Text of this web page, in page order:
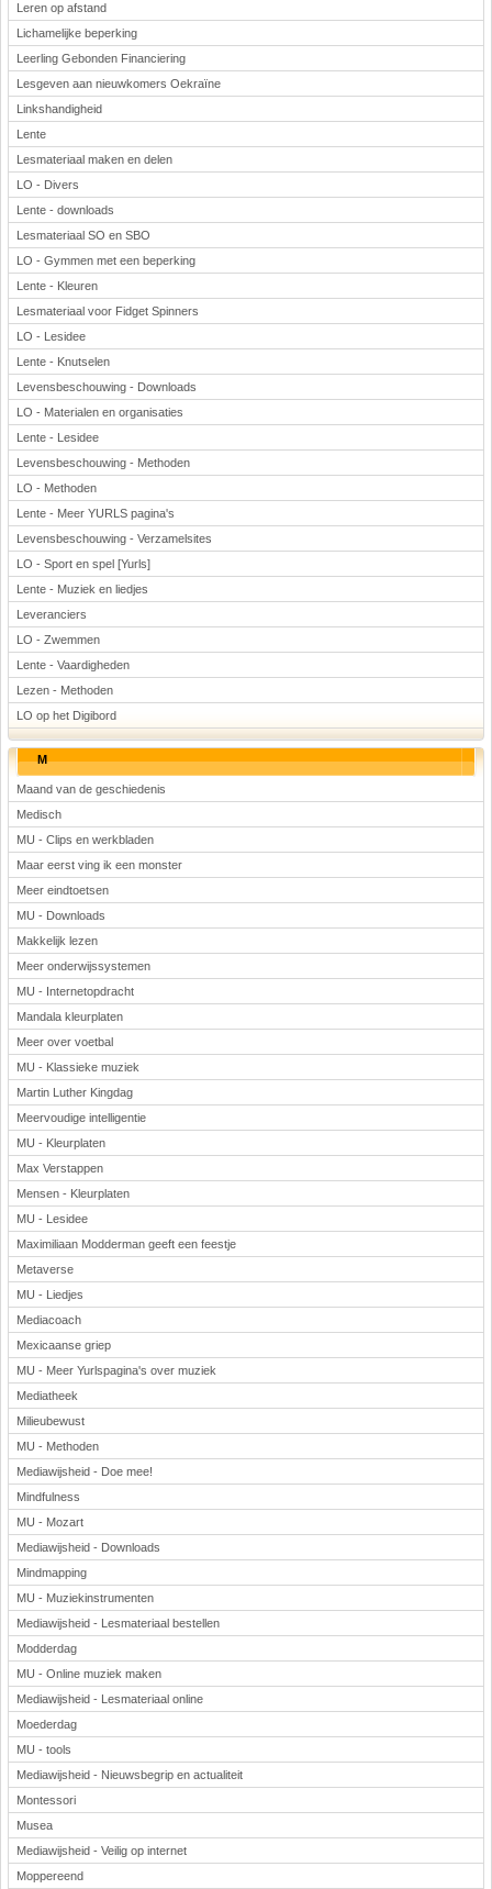
Leren op afstand
Lichamelijke beperking
Leerling Gebonden Financiering
Lesgeven aan nieuwkomers Oekraïne
Linkshandigheid
Lente
Lesmateriaal maken en delen
LO - Divers
Lente - downloads
Lesmateriaal SO en SBO
LO - Gymmen met een beperking
Lente - Kleuren
Lesmateriaal voor Fidget Spinners
LO - Lesidee
Lente - Knutselen
Levensbeschouwing - Downloads
LO - Materialen en organisaties
Lente - Lesidee
Levensbeschouwing - Methoden
LO - Methoden
Lente - Meer YURLS pagina's
Levensbeschouwing - Verzamelsites
LO - Sport en spel [Yurls]
Lente - Muziek en liedjes
Leveranciers
LO - Zwemmen
Lente - Vaardigheden
Lezen - Methoden
LO op het Digibord
M
Maand van de geschiedenis
Medisch
MU - Clips en werkbladen
Maar eerst ving ik een monster
Meer eindtoetsen
MU - Downloads
Makkelijk lezen
Meer onderwijssystemen
MU - Internetopdracht
Mandala kleurplaten
Meer over voetbal
MU - Klassieke muziek
Martin Luther Kingdag
Meervoudige intelligentie
MU - Kleurplaten
Max Verstappen
Mensen - Kleurplaten
MU - Lesidee
Maximiliaan Modderman geeft een feestje
Metaverse
MU - Liedjes
Mediacoach
Mexicaanse griep
MU - Meer Yurlspagina's over muziek
Mediatheek
Milieubewust
MU - Methoden
Mediawijsheid - Doe mee!
Mindfulness
MU - Mozart
Mediawijsheid - Downloads
Mindmapping
MU - Muziekinstrumenten
Mediawijsheid - Lesmateriaal bestellen
Modderdag
MU - Online muziek maken
Mediawijsheid - Lesmateriaal online
Moederdag
MU - tools
Mediawijsheid - Nieuwsbegrip en actualiteit
Montessori
Musea
Mediawijsheid - Veilig op internet
Moppereend